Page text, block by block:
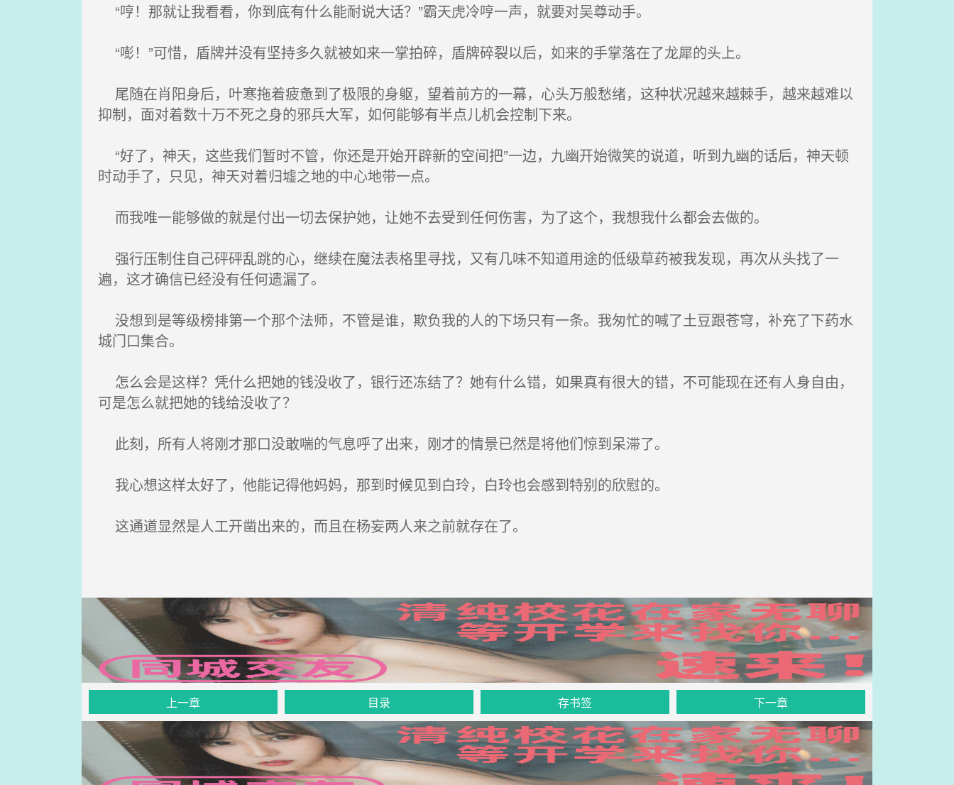
“哼！那就让我看看，你到底有什么能耐说大话？”霸天虎冷哼一声，就要对吴尊动手。
“嘭！”可惜，盾牌并没有坚持多久就被如来一掌拍碎，盾牌碎裂以后，如来的手掌落在了龙犀的头上。
尾随在肖阳身后，叶寒拖着疲惫到了极限的身躯，望着前方的一幕，心头万般愁绪，这种状况越来越棘手，越来越难以
抑制，面对着数十万不死之身的邪兵大军，如何能够有半点儿机会控制下来。
“好了，神天，这些我们暂时不管，你还是开始开辟新的空间把”一边，九幽开始微笑的说道，听到九幽的话后，神天顿
时动手了，只见，神天对着归墟之地的中心地带一点。
而我唯一能够做的就是付出一切去保护她，让她不去受到任何伤害，为了这个，我想我什么都会去做的。
强行压制住自己砰砰乱跳的心，继续在魔法表格里寻找，又有几味不知道用途的低级草药被我发现，再次从头找了一
遍，这才确信已经没有任何遗漏了。
没想到是等级榜排第一个那个法师，不管是谁，欺负我的人的下场只有一条。我匆忙的喊了土豆跟苍穹，补充了下药水
城门口集合。
怎么会是这样？凭什么把她的钱没收了，银行还冻结了？她有什么错，如果真有很大的错，不可能现在还有人身自由，
可是怎么就把她的钱给没收了？
此刻，所有人将刚才那口没敢喘的气息呼了出来，刚才的情景已然是将他们惊到呆滞了。
我心想这样太好了，他能记得他妈妈，那到时候见到白玲，白玲也会感到特别的欣慰的。
这通道显然是人工开凿出来的，而且在杨妄两人来之前就存在了。
上一章 目录 存书签 下一章